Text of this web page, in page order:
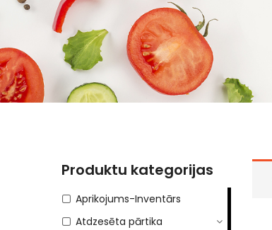
Produktu kategorijas
Aprikojums-Inventārs
Atdzesēta pārtika